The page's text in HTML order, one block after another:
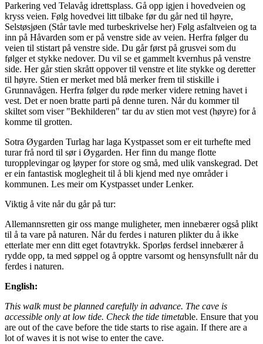
Parkering ved Telavåg idrettsplass. Gå opp igjen i hovedveien og
kryss veien. Følg hovedvei litt tilbake før du går ned til høyre,
Selstøsjøen (Står tavle med turbeskrivelse her) Følg asfaltveien og ta
inn på Håvarden som er på venstre side av veien. Herfra følger du
veien til stistart på venstre side. Du går først på grusvei som du
følger et stykke nedover. Du vil se et gammelt kvernhus på venstre
side. Her går stien skrått oppover til venstre et lite stykke og deretter
til høyre. Stien er merket med blå merker frem til stiskille i
Grunnavågen. Herfra følger du røde merker videre retning havet i
vest. Det er noen bratte parti på denne turen. Når du kommer til
skiltet som viser "Bekhilderen" tar du av stien mot vest (høyre) for å
komme til grotten.
Sotra Øygarden Turlag har laga Kystpasset som er eit turhefte med
turar frå nord til sør i Øygarden. Her finn du mange flotte
turopplevingar og løyper for store og små, med ulik vanskegrad. Det
er ein fantastisk moglegheit til å bli kjend med nye områder i
kommunen. Les meir om Kystpasset under Lenker.
Viktig å vite når du går på tur:
Allemannsretten gir oss mange muligheter, men innebærer også plikt
til å ta vare på naturen. Når du ferdes i naturen plikter du å ikke
etterlate mer enn ditt eget fotavtrykk. Sporløs ferdsel innebærer å
rydde opp, ta med søppel og å opptre varsomt og hensynsfullt når du
ferdes i naturen.
English:
This walk must be planned carefully in advance. The cave is
accessible only at low tide. Check the tide timetable. Ensure that you
are out of the cave before the tide starts to rise again. If there are a
lot of waves it is not wise to enter the cave.